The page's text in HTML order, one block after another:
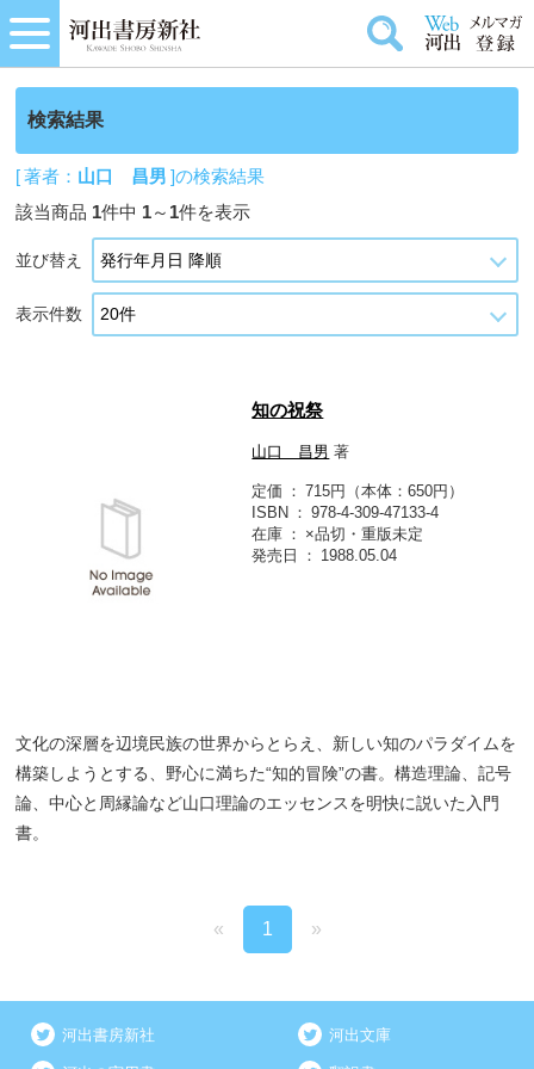
検索結果
[ 著者： 山口 昌男 ]の検索結果
該当商品 1件中 1～ 1件を表示
並び替え
表示件数
知の祝祭
山口 昌男 著
定価
715円（本体：650円）
ISBN
978-4-309-47133-4
在庫
×品切・重版未定
発売日
1988.05.04
文化の深層を辺境民族の世界からとらえ、新しい知のパラダイムを
構築しようとする、野心に満ちた“知的冒険”の書。構造理論、記号
論、中心と周縁論など山口理論のエッセンスを明快に説いた入門
書。
« 1 »
河出書房新社 河出文庫